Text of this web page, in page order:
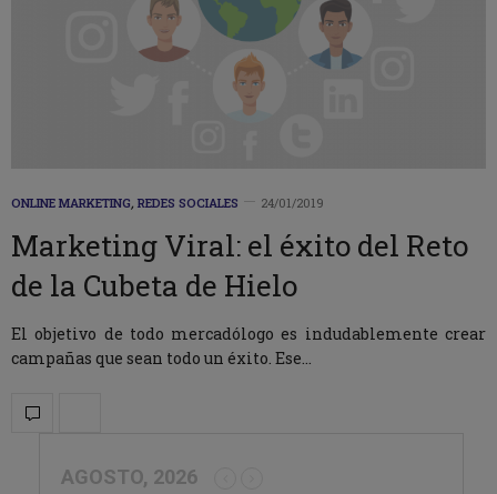
ONLINE MARKETING, REDES SOCIALES 24/01/2019
Marketing Viral: el éxito del Reto
de la Cubeta de Hielo
El objetivo de todo mercadólogo es indudablemente crear
campañas que sean todo un éxito. Ese…
AGOSTO, 2026